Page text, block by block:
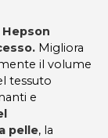
Migliora
il volume
tessuto
e
pelle, la